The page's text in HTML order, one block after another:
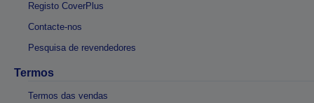
Registo CoverPlus
Contacte-nos
Pesquisa de revendedores
Termos
Termos das vendas